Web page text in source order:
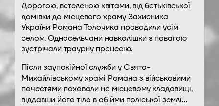
Дорогою, встеленою квітами, від батьківської
домівки до місцевого храму Захисника
України Романа Толочика проводили усім
селом. Односельчани навколішки з повагою
зустрічали траурну процесію.
Після заупокійної служби у Свято-
Михайлівському храмі Романа з військовими
почестями поховали на місцевому кладовищі,
віддавши його тіло в обійми поліської землі…